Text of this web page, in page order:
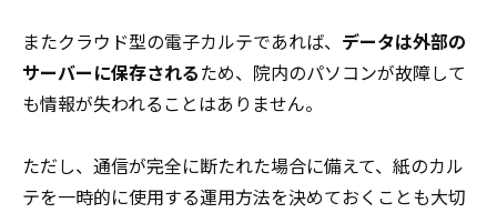
またクラウド型の電子カルテであれば、 データは外部の
サーバーに保存されるため、院内のパソコンが故障して
も情報が失われることはありません。
ただし、通信が完全に断たれた場合に備えて、紙のカル
テを一時的に使用する運用方法を決めておくことも大切